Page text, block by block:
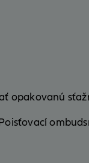
opakovanú